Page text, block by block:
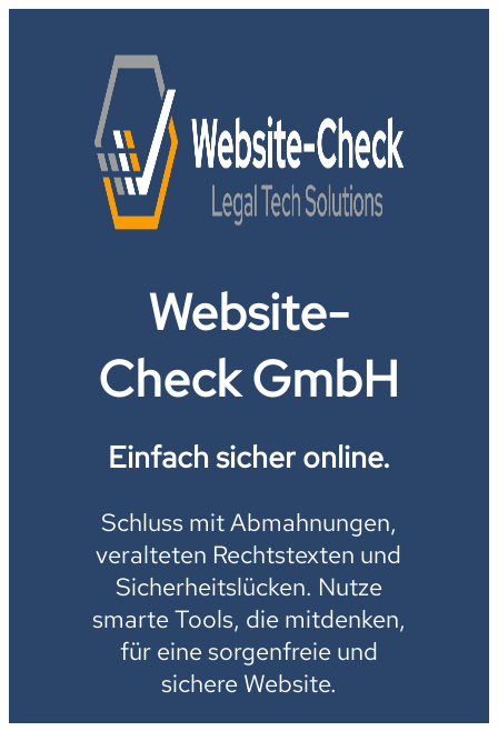
Website-
Check GmbH
Einfach sicher online.
Schluss mit Abmahnungen,
veralteten Rechtstexten und
Sicherheitslücken. Nutze
smarte Tools, die mitdenken,
für eine sorgenfreie und
sichere Website.